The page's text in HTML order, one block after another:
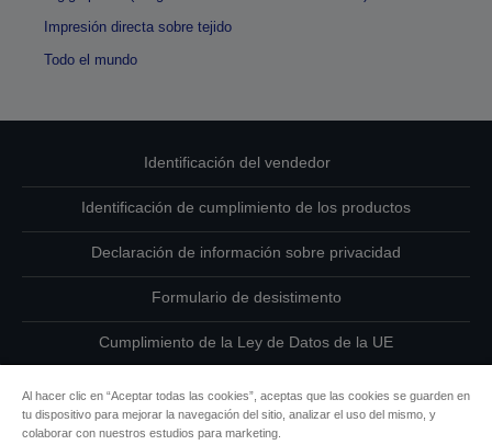
Impresión directa sobre tejido
Todo el mundo
Identificación del vendedor
Identificación de cumplimiento de los productos
Declaración de información sobre privacidad
Formulario de desistimento
Cumplimiento de la Ley de Datos de la UE
Información sobre cookies
Al hacer clic en “Aceptar todas las cookies”, aceptas que las cookies se guarden en
tu dispositivo para mejorar la navegación del sitio, analizar el uso del mismo, y
colaborar con nuestros estudios para marketing.